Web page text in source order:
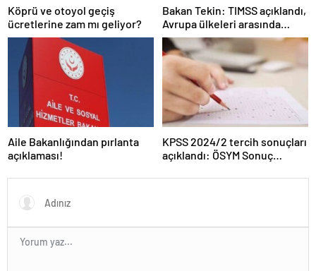
Köprü ve otoyol geçiş
ücretlerine zam mı geliyor?
Bakan Tekin: TIMSS açıklandı,
Avrupa ülkeleri arasında
birinciyiz
Aile Bakanlığından pırlanta
açıklaması!
KPSS 2024/2 tercih sonuçları
açıklandı: ÖSYM Sonuç